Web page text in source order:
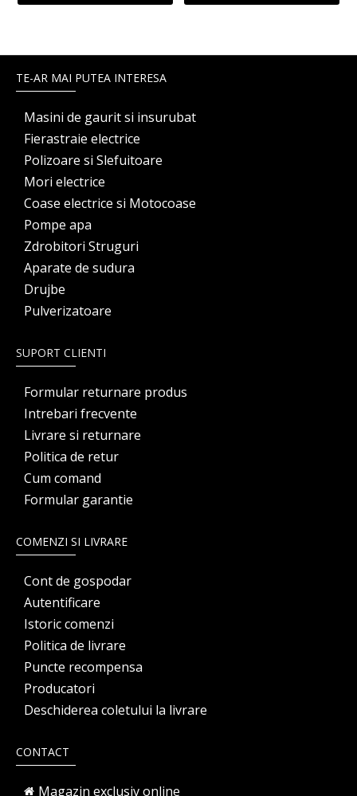
TE-AR MAI PUTEA INTERESA
Masini de gaurit si insurubat
Fierastraie electrice
Polizoare si Slefuitoare
Mori electrice
Coase electrice si Motocoase
Pompe apa
Zdrobitori Struguri
Aparate de sudura
Drujbe
Pulverizatoare
SUPORT CLIENTI
Formular returnare produs
Intrebari frecvente
Livrare si returnare
Politica de retur
Cum comand
Formular garantie
COMENZI SI LIVRARE
Cont de gospodar
Autentificare
Istoric comenzi
Politica de livrare
Puncte recompensa
Producatori
Deschiderea coletului la livrare
CONTACT
Magazin exclusiv online